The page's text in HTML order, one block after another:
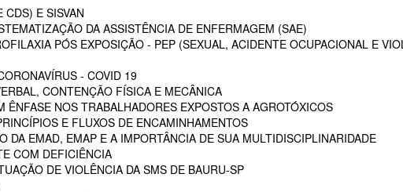
E SISVAN
DA ASSISTÊNCIA DE ENFERMAGEM (SAE)
PÓS EXPOSIÇÃO - PEP (SEXUAL, ACIDENTE OCUPACIONAL E
- COVID 19
CONTENÇÃO FÍSICA E MECÂNICA
NOS TRABALHADORES EXPOSTOS A AGROTÓXICOS
E FLUXOS DE ENCAMINHAMENTOS
DA EMAD, EMAP E A IMPORTÂNCIA DE SUA MULTIDISCIPLINARIDADE
COM DEFICIÊNCIA
DE VIOLÊNCIA DA SMS DE BAURU-SP